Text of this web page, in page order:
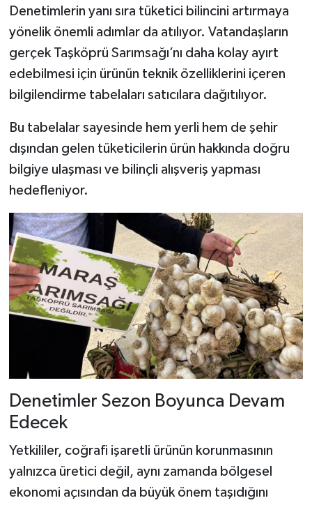
Denetimlerin yanı sıra tüketici bilincini artırmaya
yönelik önemli adımlar da atılıyor. Vatandaşların
gerçek Taşköprü Sarımsağı’nı daha kolay ayırt
edebilmesi için ürünün teknik özelliklerini içeren
bilgilendirme tabelaları satıcılara dağıtılıyor.
Bu tabelalar sayesinde hem yerli hem de şehir
dışından gelen tüketicilerin ürün hakkında doğru
bilgiye ulaşması ve bilinçli alışveriş yapması
hedefleniyor.
Denetimler Sezon Boyunca Devam
Edecek
Yetkililer, coğrafi işaretli ürünün korunmasının
yalnızca üretici değil, aynı zamanda bölgesel
ekonomi açısından da büyük önem taşıdığını